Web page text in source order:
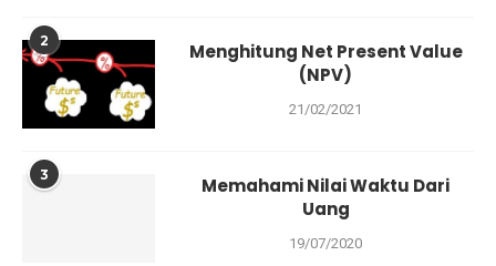
2
Menghitung Net Present Value
(NPV)
21/02/2021
3
Memahami Nilai Waktu Dari
Uang
19/07/2020